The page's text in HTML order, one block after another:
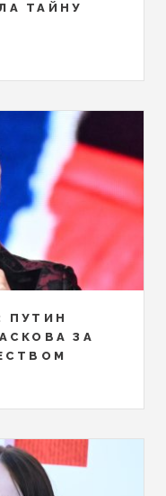
ТАЙНУ
ПУТИН
ЗА